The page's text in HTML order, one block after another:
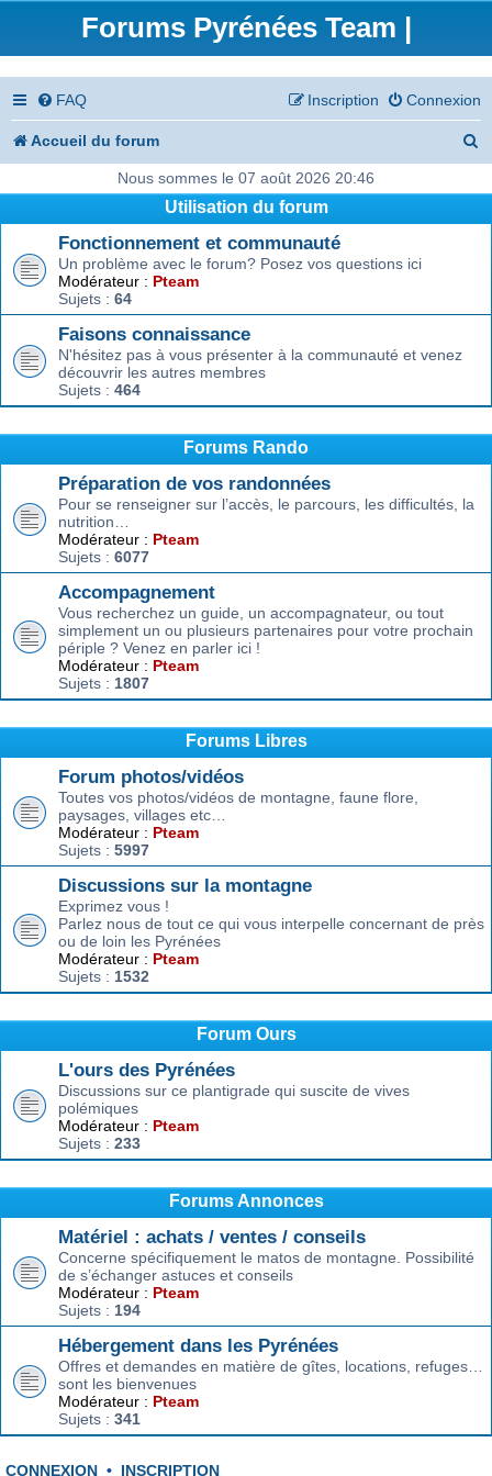
Forums Pyrénées Team |
FAQ Connexion
Inscription
Accueil du forum
e
Nous sommes le 07 août 2026 20:46
Utilisation du forum
Fonctionnement et communauté
Un problème avec le forum? Posez vos questions ici
Modérateur : Pteam
Sujets : 64
Faisons connaissance
N'hésitez pas à vous présenter à la communauté et venez
découvrir les autres membres
Sujets : 464
Forums Rando
Préparation de vos randonnées
Pour se renseigner sur l’accès, le parcours, les difficultés, la
nutrition…
Modérateur : Pteam
Sujets : 6077
Accompagnement
Vous recherchez un guide, un accompagnateur, ou tout
simplement un ou plusieurs partenaires pour votre prochain
périple ? Venez en parler ici !
Modérateur : Pteam
Sujets : 1807
Forums Libres
Forum photos/vidéos
Toutes vos photos/vidéos de montagne, faune flore,
paysages, villages etc…
Modérateur : Pteam
Sujets : 5997
Discussions sur la montagne
Exprimez vous !
Parlez nous de tout ce qui vous interpelle concernant de près
ou de loin les Pyrénées
Modérateur : Pteam
Sujets : 1532
Forum Ours
L'ours des Pyrénées
Discussions sur ce plantigrade qui suscite de vives
polémiques
Modérateur : Pteam
Sujets : 233
Forums Annonces
Matériel : achats / ventes / conseils
Concerne spécifiquement le matos de montagne. Possibilité
de s’échanger astuces et conseils
Modérateur : Pteam
Sujets : 194
Hébergement dans les Pyrénées
Offres et demandes en matière de gîtes, locations, refuges…
sont les bienvenues
Modérateur : Pteam
Sujets : 341
CONNEXION • INSCRIPTION